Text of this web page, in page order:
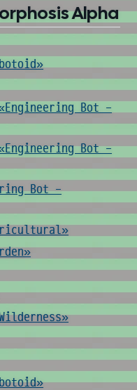
Alpha
Bot -
Bot -
Bot -